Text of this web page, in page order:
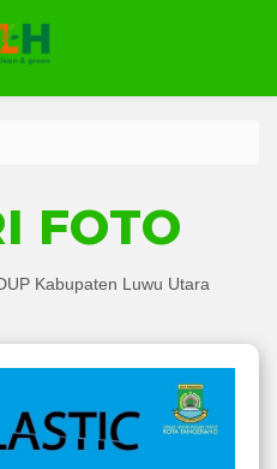
FOTO
Kabupaten Luwu Utara